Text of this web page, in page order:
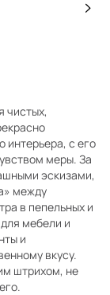
чистых,
интерьера, с его
меры. За
эскизами,
между
в пепельных и
мебели и
и
вкусу.
штрихом, не